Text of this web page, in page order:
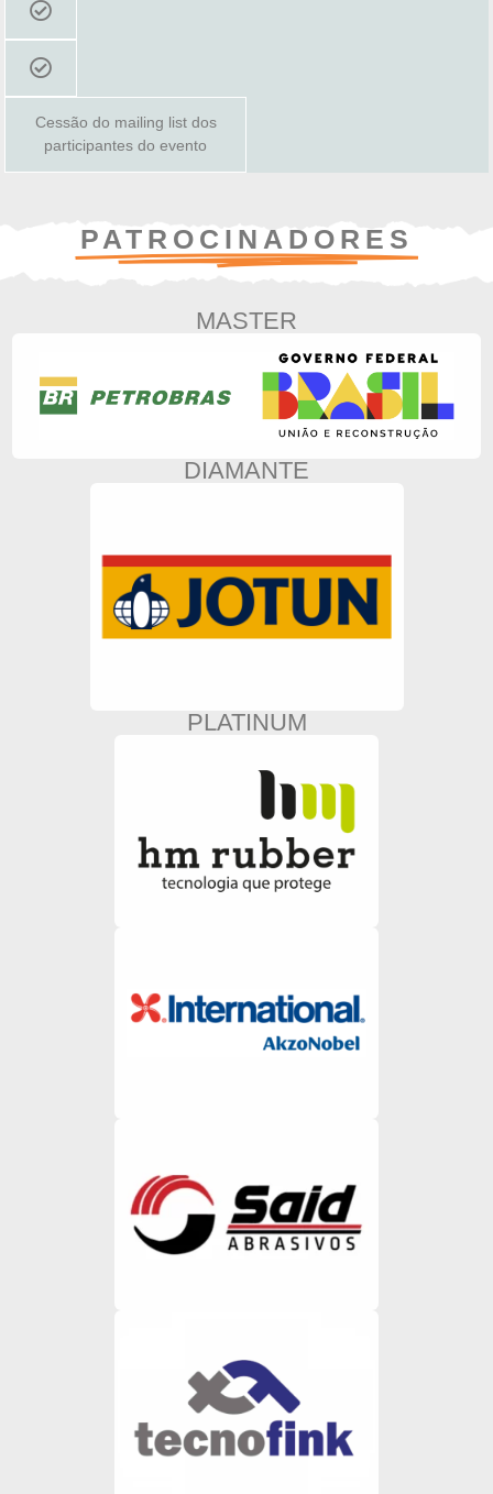
Cessão do mailing list dos
participantes do evento
PATROCINADORES
MASTER
DIAMANTE
PLATINUM